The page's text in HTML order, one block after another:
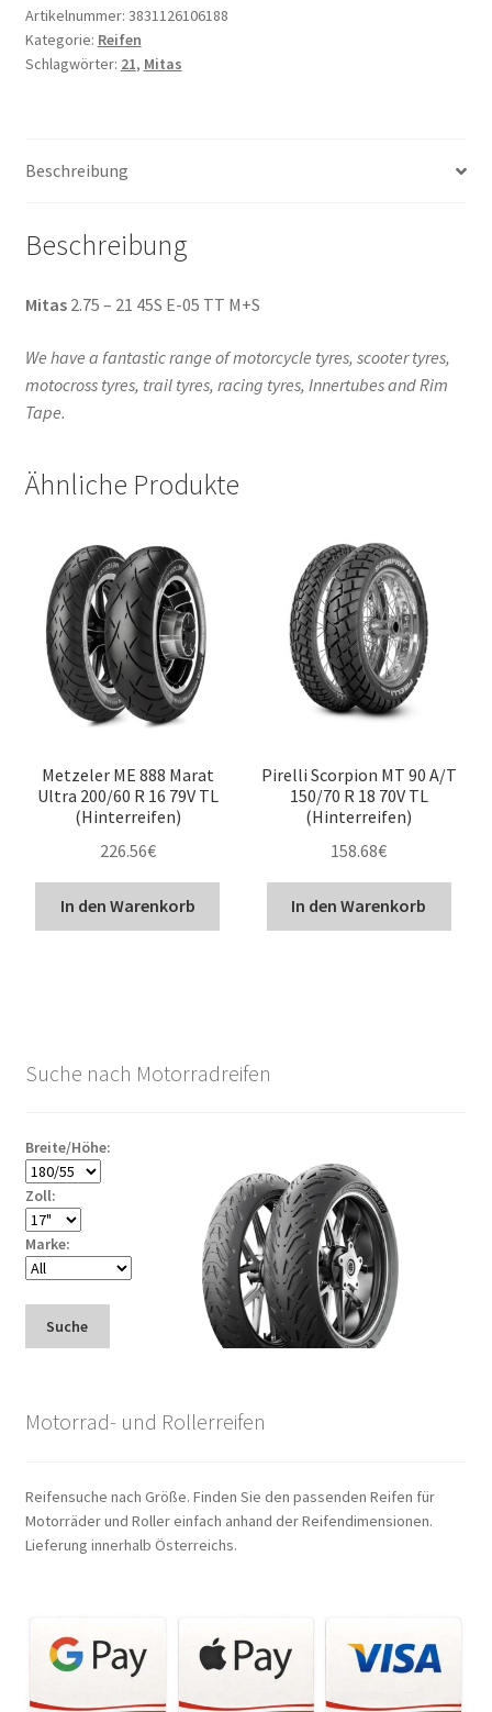
45S
E-
05
Menge
Artikelnummer: 3831126106188
Kategorie: Reifen
Schlagwörter: 21, Mitas
Beschreibung
Beschreibung
Mitas2.75 – 21 45S E-05 TT M+S
We have a fantastic range of motorcycle tyres, scooter tyres,
motocross tyres, trail tyres, racing tyres, Innertubes and Rim
Tape.
Ähnliche Produkte
Metzeler ME 888 Marat
Ultra 200/60 R 16 79V TL
(Hinterreifen)
226.56€
In den Warenkorb
Pirelli Scorpion MT 90 A/T
150/70 R 18 70V TL
(Hinterreifen)
158.68€
In den Warenkorb
Suche nach Motorradreifen
Breite/Höhe:
Zoll:
Marke:
Suche
Motorrad- und Rollerreifen
Reifensuche nach Größe. Finden Sie den passenden Reifen für
Motorräder und Roller einfach anhand der Reifendimensionen.
Lieferung innerhalb Österreichs.